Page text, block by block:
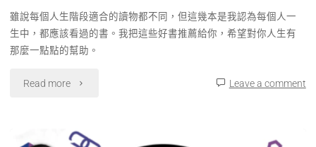
雖說每個人生階段適合的讀物都不同，但這幾本是我認為每個人一
生中，都應該看過的書。我把這些好書推薦給你，希望對你人生有
那麼一點點的幫助。
Read more Leave a comment